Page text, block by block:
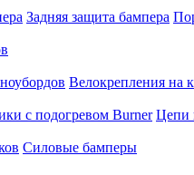
Задняя защита бампера
Велокрепления на
с подогревом Burner Цепи
Силовые бамперы